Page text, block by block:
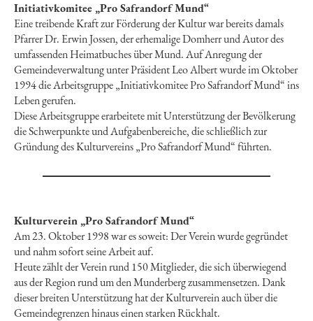
Initiativkomitee „Pro Safrandorf Mund“
Eine treibende Kraft zur Förderung der Kultur war bereits damals
Pfarrer Dr. Erwin Jossen, der erhemalige Domherr und Autor des
umfassenden Heimatbuches über Mund. Auf Anregung der
Gemeindeverwaltung unter Präsident Leo Albert wurde im Oktober
1994 die Arbeitsgruppe „Initiativkomitee Pro Safrandorf Mund“ ins
Leben gerufen.
Diese Arbeitsgruppe erarbeitete mit Unterstützung der Bevölkerung
die Schwerpunkte und Aufgabenbereiche, die schließlich zur
Gründung des Kulturvereins „Pro Safrandorf Mund“ führten.
Kulturverein „Pro Safrandorf Mund“
Am 23. Oktober 1998 war es soweit: Der Verein wurde gegründet
und nahm sofort seine Arbeit auf.
Heute zählt der Verein rund 150 Mitglieder, die sich überwiegend
aus der Region rund um den Munderberg zusammensetzen. Dank
dieser breiten Unterstützung hat der Kulturverein auch über die
Gemeindegrenzen hinaus einen starken Rückhalt.